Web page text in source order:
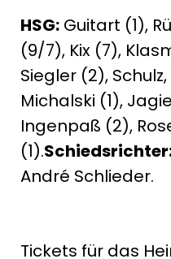
HSG: Guitart (1),
(9/7), Kix (7),
Siegler (2),
Michalski (1),
Ingenpaß (2),
(1).
André Schlieder.
Tickets für das